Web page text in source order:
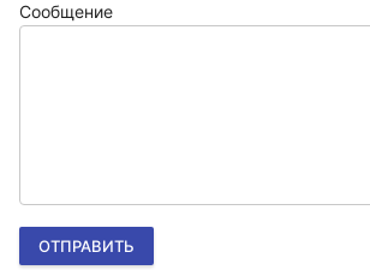
Сообщение
ОТПРАВИТЬ